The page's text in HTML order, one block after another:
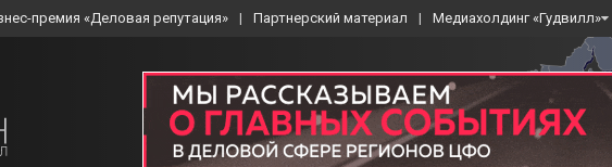
премия «Деловая репутация» Партнерский материал Медиахолдинг «Гудвилл»